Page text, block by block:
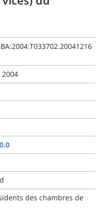
des chambres de